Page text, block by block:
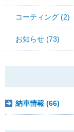
コーティング (2)
お知らせ (73)
納車情報 (66)